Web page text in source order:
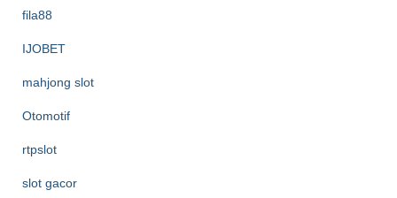
fila88
IJOBET
mahjong slot
Otomotif
rtpslot
slot gacor